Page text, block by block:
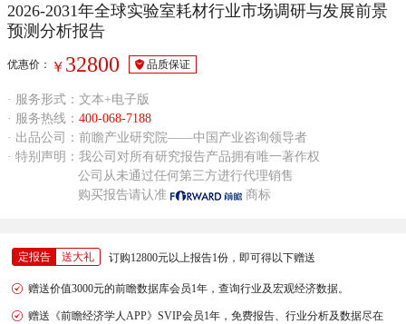
2026-2031年全球实验室耗材行业市场调研与发展前景
预测分析报告
优惠价： ￥ 32800 品质保证
· 服务形式：文本+电子版
· 服务热线： 400-068-7188
· 出品公司：前瞻产业研究院——中国产业咨询领导者
· 特别声明：我公司对所有研究报告产品拥有唯一著作权
公司从未通过任何第三方进行代理销售
购买报告请认准
商标
定报告 送大礼 订购12800元以上报告1份，即可得以下赠送
赠送价值3000元的前瞻数据库会员1年，查询行业及宏观经济数据。
赠送《前瞻经济学人APP》SVIP会员1年，免费报告、行业分析及数据尽在